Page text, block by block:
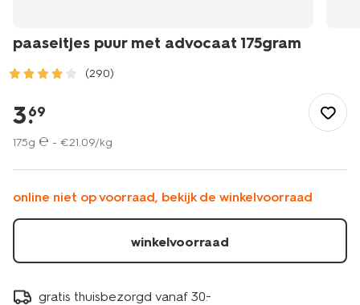
paaseitjes puur met advocaat 175gram
(290)
puur-
met-
advocaat-
24202201.html
3.
69
175g ℮ - €21.09/kg
online niet op voorraad, bekijk de winkelvoorraad
winkelvoorraad
gratis thuisbezorgd vanaf 30.-